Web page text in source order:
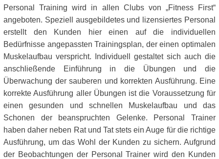
Personal Training wird in allen Clubs von „Fitness First“
angeboten. Speziell ausgebildetes und lizensiertes Personal
erstellt den Kunden hier einen auf die individuellen
Bedürfnisse angepassten Trainingsplan, der einen optimalen
Muskelaufbau verspricht. Individuell gestaltet sich auch die
anschließende Einführung in die Übungen und die
Überwachung der sauberen und korrekten Ausführung. Eine
korrekte Ausführung aller Übungen ist die Voraussetzung für
einen gesunden und schnellen Muskelaufbau und das
Schonen der beanspruchten Gelenke. Personal Trainer
haben daher neben Rat und Tat stets ein Auge für die richtige
Ausführung, um das Wohl der Kunden zu sichern. Aufgrund
der Beobachtungen der Personal Trainer wird den Kunden